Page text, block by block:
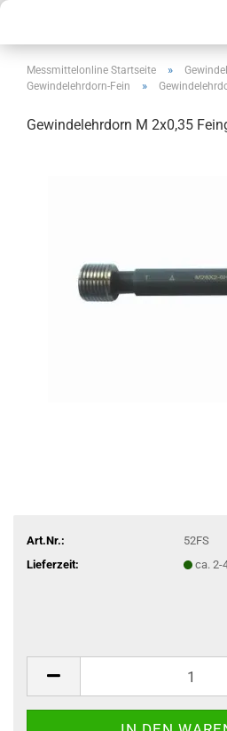
Messmittelonline Startseite »
Gewindelehrdorn-Fein »
Gewindelehrdorn M 2x0,35
Art.Nr.:
52FS
Lieferzeit:
ca. 2-